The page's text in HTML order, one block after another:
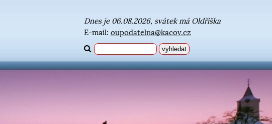
Dnes je 06.08.2026, svátek má Oldřiška
E-mail: oupodatelna@kacov.cz